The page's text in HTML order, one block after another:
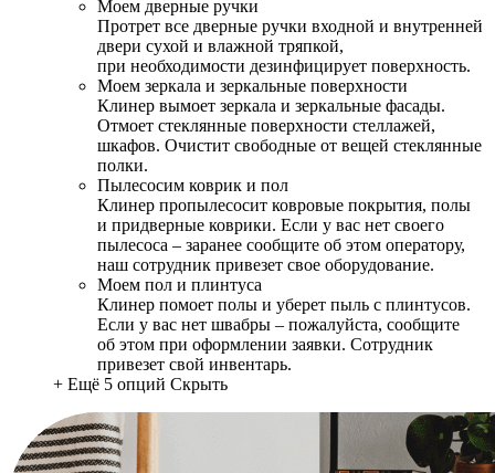
Моем дверные ручки
Протрет все дверные ручки входной и внутренней
двери сухой и влажной тряпкой,
при необходимости дезинфицирует поверхность.
Моем зеркала и зеркальные поверхности
Клинер вымоет зеркала и зеркальные фасады.
Отмоет стеклянные поверхности стеллажей,
шкафов. Очистит свободные от вещей стеклянные
полки.
Пылесосим коврик и пол
Клинер пропылесосит ковровые покрытия, полы
и придверные коврики. Если у вас нет своего
пылесоса – заранее сообщите об этом оператору,
наш сотрудник привезет свое оборудование.
Моем пол и плинтуса
Клинер помоет полы и уберет пыль с плинтусов.
Если у вас нет швабры – пожалуйста, сообщите
об этом при оформлении заявки. Сотрудник
привезет свой инвентарь.
+ Ещё 5 опций Скрыть